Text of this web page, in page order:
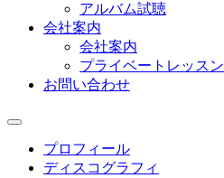
アルバム試聴
会社案内
会社案内
プライベートレッスン
お問い合わせ
プロフィール
ディスコグラフィ